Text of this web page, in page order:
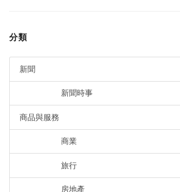
分類
新聞
新聞時事
商品與服務
商業
旅行
房地產